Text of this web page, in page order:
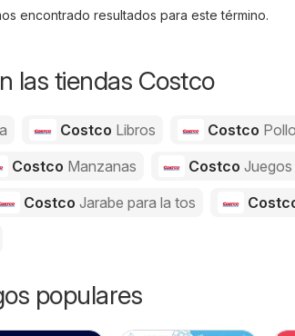
encontrado resultados para este término.
las tiendas Costco
Costco Libros Costco
Costco Manzanas CostcoJuegos
Costco Jarabe para la tos
populares